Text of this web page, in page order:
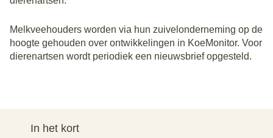
Melkveehouders worden via hun zuivelonderneming op de
hoogte gehouden over ontwikkelingen in KoeMonitor. Voor
dierenartsen wordt periodiek een nieuwsbrief opgesteld.
In het kort